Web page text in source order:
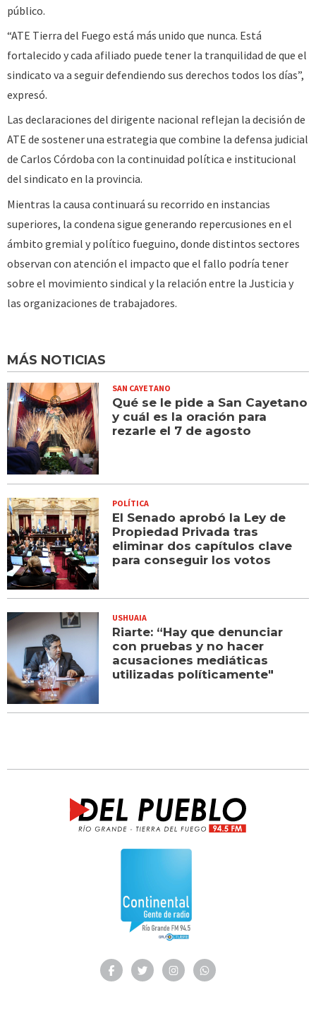
público.
“ATE Tierra del Fuego está más unido que nunca. Está
fortalecido y cada afiliado puede tener la tranquilidad de que el
sindicato va a seguir defendiendo sus derechos todos los días”,
expresó.
Las declaraciones del dirigente nacional reflejan la decisión de
ATE de sostener una estrategia que combine la defensa judicial
de Carlos Córdoba con la continuidad política e institucional
del sindicato en la provincia.
Mientras la causa continuará su recorrido en instancias
superiores, la condena sigue generando repercusiones en el
ámbito gremial y político fueguino, donde distintos sectores
observan con atención el impacto que el fallo podría tener
sobre el movimiento sindical y la relación entre la Justicia y
las organizaciones de trabajadores.
MÁS NOTICIAS
SAN CAYETANO
Qué se le pide a San Cayetano
y cuál es la oración para
rezarle el 7 de agosto
POLÍTICA
El Senado aprobó la Ley de
Propiedad Privada tras
eliminar dos capítulos clave
para conseguir los votos
USHUAIA
Riarte: “Hay que denunciar
con pruebas y no hacer
acusaciones mediáticas
utilizadas políticamente"